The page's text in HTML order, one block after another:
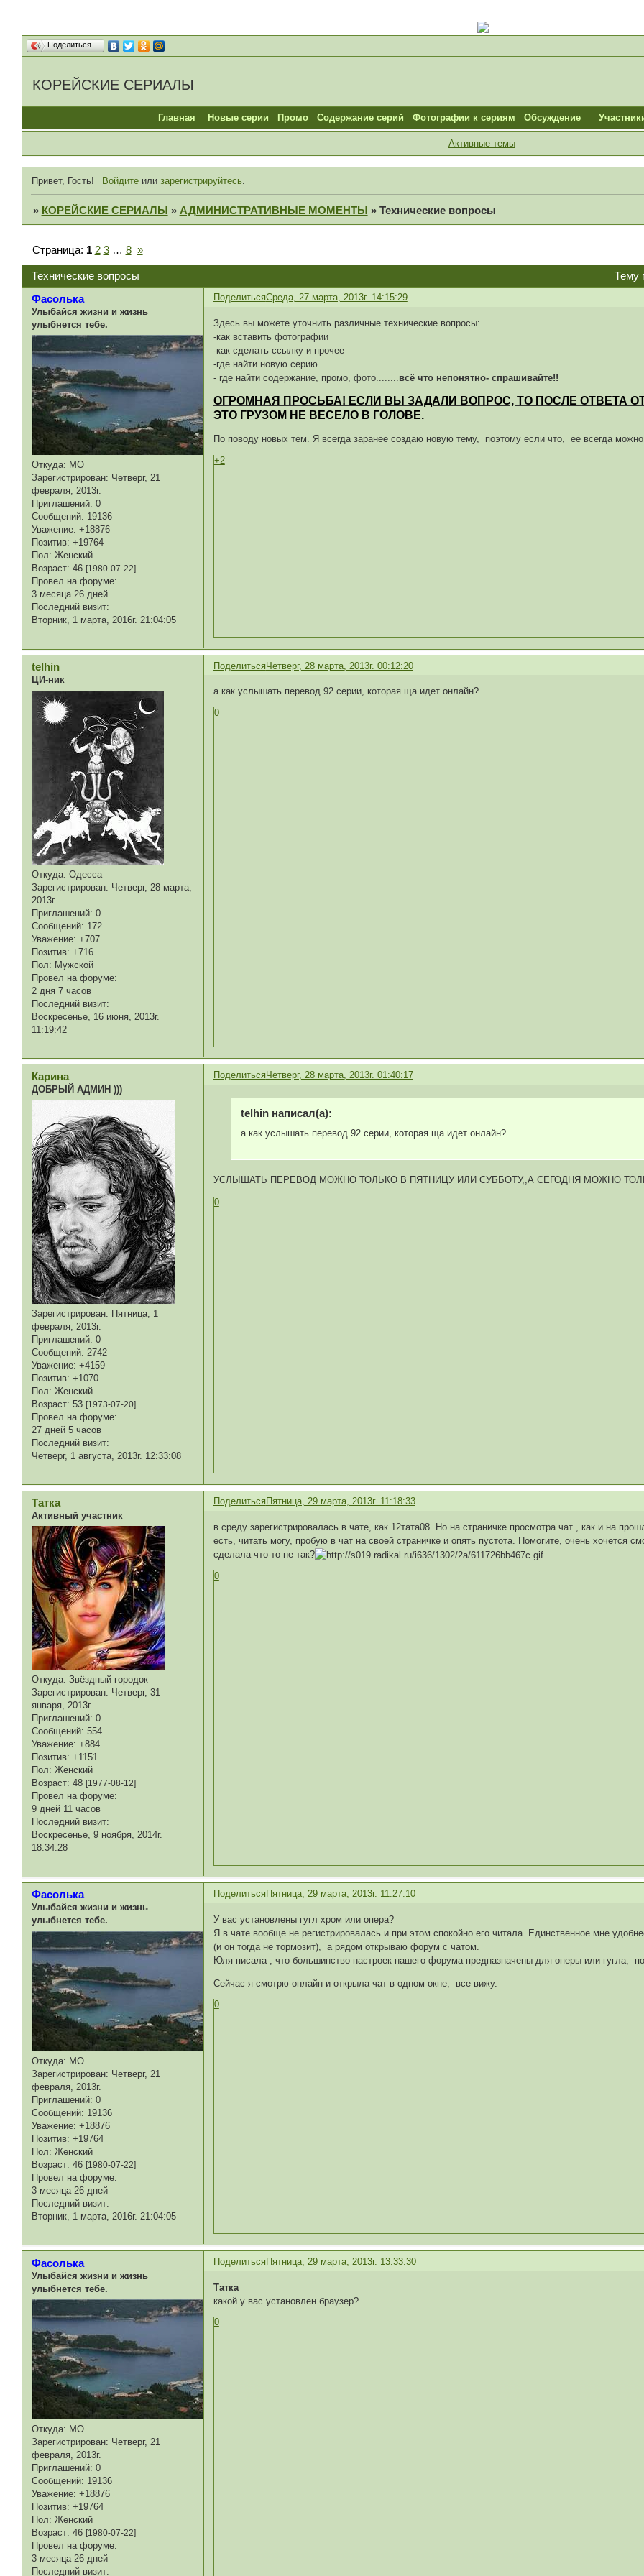
Поделиться…
КОРЕЙСКИЕ СЕРИАЛЫ
Главная Новые серии Промо Содержание серий Фотографии к сериям Обсуждение
Активные темы
Привет, Гость! Войдитеили зарегистрируйтесь.
» КОРЕЙСКИЕ СЕРИАЛЫ » АДМИНИСТРАТИВНЫЕ МОМЕНТЫ » Технические вопросы
Технические вопросы Тему
Страница: 1 2 3 … 8 »
ПоделитьсяСреда, 27 марта, 2013г. 14:15:29
Фасолька
Улыбайся жизни и жизнь
улыбнется тебе.
Откуда: МО
Зарегистрирован: Четверг, 21
февраля, 2013г.
Приглашений: 0
Сообщений: 19136
Уважение: +18876
Позитив: +19764
Пол: Женский
Возраст: 46[1980-07-22]
Провел на форуме:
3 месяца 26 дней
Последний визит:
Вторник, 1 марта, 2016г. 21:04:05
Здесь вы можете уточнить различные технические вопросы:
-как вставить фотографии
-как сделать ссылку и прочее
-где найти новую серию
- где найти содержание, промо, фото........ всё что непонятно- спрашивайте!!
ОГРОМНАЯ ПРОСЬБА! ЕСЛИ ВЫ ЗАДАЛИ ВОПРОС, ТО ПОСЛЕ ОТВЕТА
ЭТО ГРУЗОМ НЕ ВЕСЕЛО В ГОЛОВЕ.
По поводу новых тем. Я всегда заранее создаю новую тему, поэтому если что, ее всегда
+2
ПоделитьсяЧетверг, 28 марта, 2013г. 00:12:20
telhin
ЦИ-ник
Откуда: Одесса
Зарегистрирован: Четверг, 28 марта,
2013г.
Приглашений: 0
Сообщений: 172
Уважение: +707
Позитив: +716
Пол: Мужской
Провел на форуме:
2 дня 7 часов
Последний визит:
Воскресенье, 16 июня, 2013г.
11:19:42
а как услышать перевод 92 серии, которая ща идет онлайн?
0
ПоделитьсяЧетверг, 28 марта, 2013г. 01:40:17
Карина
ДОБРЫЙ АДМИН )))
Зарегистрирован: Пятница, 1
февраля, 2013г.
Приглашений: 0
Сообщений: 2742
Уважение: +4159
Позитив: +1070
Пол: Женский
Возраст: 53[1973-07-20]
Провел на форуме:
27 дней 5 часов
Последний визит:
Четверг, 1 августа, 2013г. 12:33:08
telhin написал(а):
а как услышать перевод 92 серии, которая ща идет онлайн?
УСЛЫШАТЬ ПЕРЕВОД МОЖНО ТОЛЬКО В ПЯТНИЦУ ИЛИ СУББОТУ,,А СЕГОДНЯ МОЖНО
0
ПоделитьсяПятница, 29 марта, 2013г. 11:18:33
Татка
Активный участник
Откуда: Звёздный городок
Зарегистрирован: Четверг, 31
января, 2013г.
Приглашений: 0
Сообщений: 554
Уважение: +884
Позитив: +1151
Пол: Женский
Возраст: 48[1977-08-12]
Провел на форуме:
9 дней 11 часов
Последний визит:
Воскресенье, 9 ноября, 2014г.
18:34:28
в среду зарегистрировалась в чате, как 12тата08. Но на страничке просмотра чат , как и на
есть, читать могу, пробую в чат на своей страничке и опять пустота. Помогите, очень хочется
сделала что-то не так?
0
ПоделитьсяПятница, 29 марта, 2013г. 11:27:10
Фасолька
Улыбайся жизни и жизнь
улыбнется тебе.
Откуда: МО
Зарегистрирован: Четверг, 21
февраля, 2013г.
Приглашений: 0
Сообщений: 19136
Уважение: +18876
Позитив: +19764
Пол: Женский
Возраст: 46[1980-07-22]
Провел на форуме:
3 месяца 26 дней
Последний визит:
Вторник, 1 марта, 2016г. 21:04:05
У вас установлены гугл хром или опера?
Я в чате вообще не регистрировалась и при этом спокойно его читала. Единственное мне
(и он тогда не тормозит), а рядом открываю форум с чатом.
Юля писала , что большинство настроек нашего форума предназначены для оперы или гугла,
Сейчас я смотрю онлайн и открыла чат в одном окне, все вижу.
0
ПоделитьсяПятница, 29 марта, 2013г. 13:33:30
Фасолька
Улыбайся жизни и жизнь
улыбнется тебе.
Откуда: МО
Зарегистрирован: Четверг, 21
февраля, 2013г.
Приглашений: 0
Сообщений: 19136
Уважение: +18876
Позитив: +19764
Пол: Женский
Возраст: 46[1980-07-22]
Провел на форуме:
3 месяца 26 дней
Последний визит:
Татка
какой у вас установлен браузер?
0